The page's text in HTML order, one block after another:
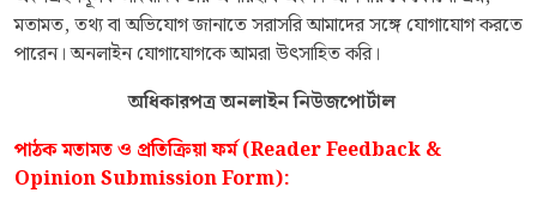
মতামত, তথ্য বা অভিযোগ জানাতে সরাসরি আমাদের সঙ্গে যোগাযোগ করতে
পারেন। অনলাইন যোগাযোগকে আমরা উৎসাহিত করি।
অধিকারপত্র অনলাইন নিউজপোর্টাল
পাঠক মতামত ও প্রতিক্রিয়া ফর্ম (Reader Feedback &
Opinion Submission Form):